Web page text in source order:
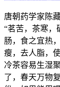
唐朝药学家陈
“茗苦，茶寒，
肠，食之宜热
瘦，去人脂，
冷茶容易生
了，春天万物